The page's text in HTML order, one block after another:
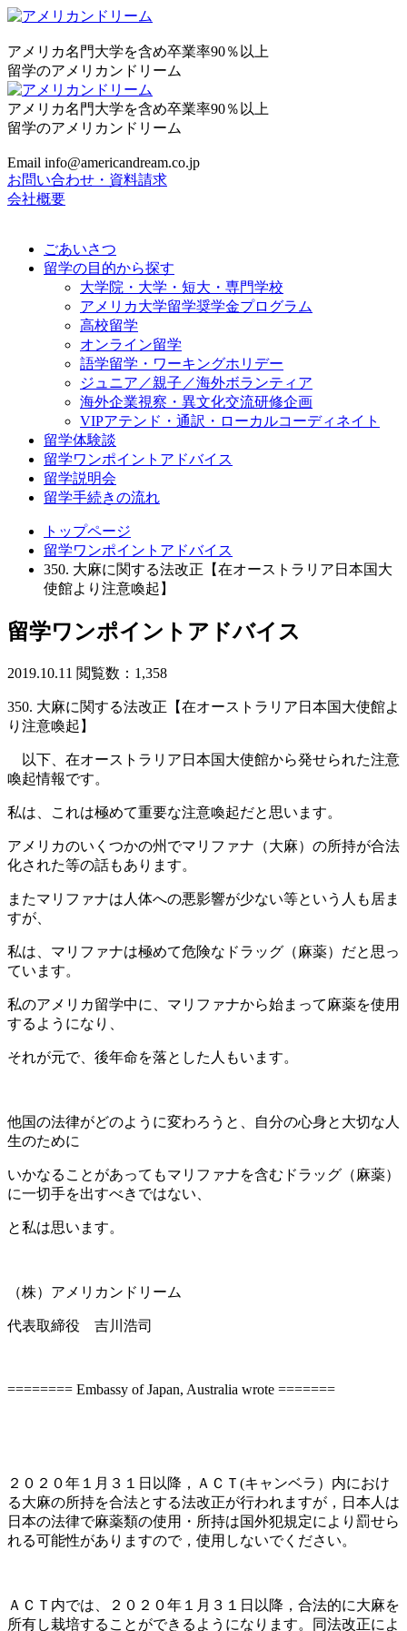
アメリカ名門大学を含め卒業率90％以上
留学のアメリカンドリーム
アメリカ名門大学を含め卒業率90％以上
留学のアメリカンドリーム
Email info@americandream.co.jp
お問い合わせ・資料請求
会社概要
ごあいさつ
留学の目的から探す
大学院・大学・短大・専門学校
アメリカ大学留学奨学金プログラム
高校留学
オンライン留学
語学留学・ワーキングホリデー
ジュニア／親子／海外ボランティア
海外企業視察・異文化交流研修企画
VIPアテンド・通訳・ローカルコーディネイト
留学体験談
留学ワンポイントアドバイス
留学説明会
留学手続きの流れ
トップページ
留学ワンポイントアドバイス
350. 大麻に関する法改正【在オーストラリア日本国大
使館より注意喚起】
留学ワンポイントアドバイス
2019.10.11 閲覧数：1,358
350. 大麻に関する法改正【在オーストラリア日本国大使館よ
り注意喚起】
以下、在オーストラリア日本国大使館から発せられた注意
喚起情報です。
私は、これは極めて重要な注意喚起だと思います。
アメリカのいくつかの州でマリファナ（大麻）の所持が合法
化された等の話もあります。
またマリファナは人体への悪影響が少ない等という人も居ま
すが、
私は、マリファナは極めて危険なドラッグ（麻薬）だと思っ
ています。
私のアメリカ留学中に、マリファナから始まって麻薬を使用
するようになり、
それが元で、後年命を落とした人もいます。
他国の法律がどのように変わろうと、自分の心身と大切な人
生のために
いかなることがあってもマリファナを含むドラッグ（麻薬）
に一切手を出すべきではない、
と私は思います。
（株）アメリカンドリーム
代表取締役 吉川浩司
======== Embassy of Japan, Australia wrote =======
２０２０年１月３１日以降，ＡＣＴ(キャンベラ）内におけ
る大麻の所持を合法とする法改正が行われますが，日本人は
日本の法律で麻薬類の使用・所持は国外犯規定により罰せら
れる可能性がありますので，使用しないでください。
ＡＣＴ内では、２０２０年１月３１日以降，合法的に大麻を
所有し栽培することができるようになります。同法改正によ